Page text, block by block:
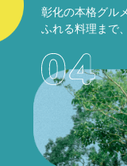
彰化の本格グル
ふれる料理まで